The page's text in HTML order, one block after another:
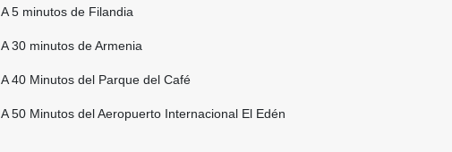
A 5 minutos de Filandia
A 30 minutos de Armenia
A 40 Minutos del Parque del Café
A 50 Minutos del Aeropuerto Internacional El Edén